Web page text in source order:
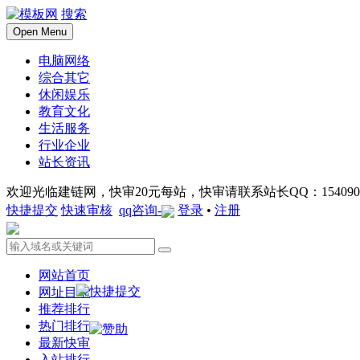
搜索
Open Menu
电脑网络
综合其它
休闲娱乐
教育文化
生活服务
行业企业
站长资讯
欢迎光临建链网，快审20元每站，快审请联系站长QQ：
快捷提交 快速审核 qq咨询- 登录 • 注册
网站首页
网址目录
推荐排行
热门排行
最新快审